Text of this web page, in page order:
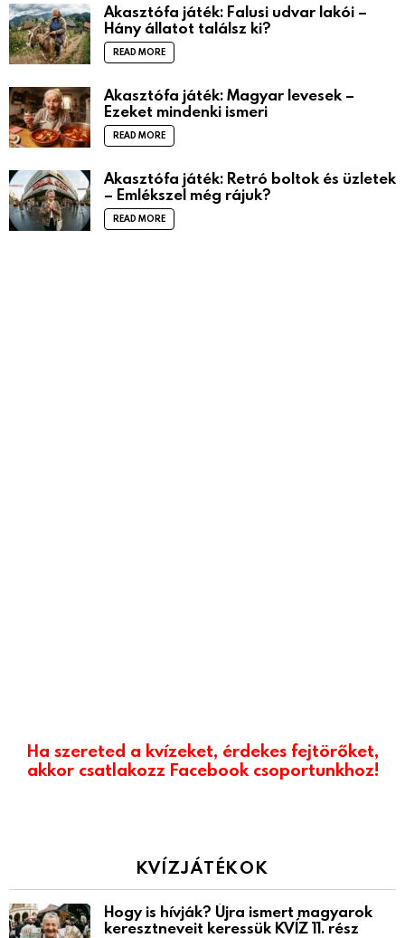
Akasztófa játék: Falusi udvar lakói –
Hány állatot találsz ki?
READ MORE
Akasztófa játék: Magyar levesek –
Ezeket mindenki ismeri
READ MORE
Akasztófa játék: Retró boltok és üzletek
– Emlékszel még rájuk?
READ MORE
Ha szereted a kvízeket, érdekes fejtörőket,
akkor csatlakozz Facebook csoportunkhoz!
KVÍZJÁTÉKOK
Hogy is hívják? Újra ismert magyarok
keresztneveit keressük KVÍZ 11. rész